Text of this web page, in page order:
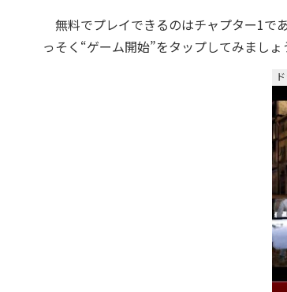
無料でプレイできるのはチャプター1で
っそく“ゲーム開始”をタップしてみましょ